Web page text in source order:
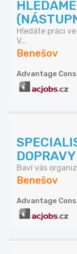
Hledáte práci
V...
Benešov
Advantage
Baví vás
Benešov
Advantage